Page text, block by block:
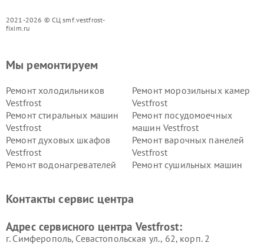
2021-2026 © СЦ smf.vestfrost-
fixim.ru
Мы ремонтируем
Ремонт холодильников
Vestfrost
Ремонт морозильных камер
Vestfrost
Ремонт стиральных машин
Vestfrost
Ремонт посудомоечных
машин Vestfrost
Ремонт духовых шкафов
Vestfrost
Ремонт варочных панелей
Vestfrost
Ремонт водонагревателей
Ремонт сушильных машин
Vestfrost
Контакты сервис центра
Адрес сервисного центра Vestfrost:
г. Симферополь, Севастопольская ул., 62, корп. 2